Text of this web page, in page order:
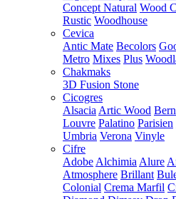
Concept Natural Wood
Rustic Woodhouse
Cevica
Antic Mate Becolors
Metro Mixes Plus
Chakmaks
3D Fusion Stone
Cicogres
Alsacia Artic Wood
Louvre Palatino Parisien
Umbria Verona Vinyle
Cifre
Adobe Alchimia Alure
Atmosphere Brillant
Colonial Crema Marfil